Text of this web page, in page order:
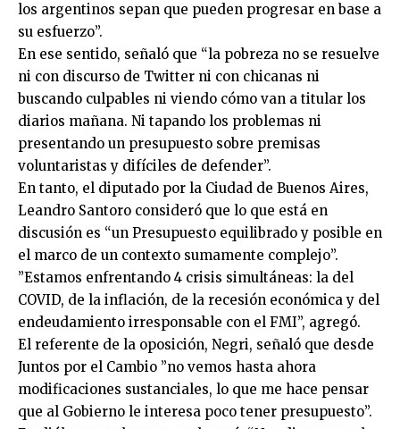
los argentinos sepan que pueden progresar en base a
su esfuerzo”.
En ese sentido, señaló que “la pobreza no se resuelve
ni con discurso de Twitter ni con chicanas ni
buscando culpables ni viendo cómo van a titular los
diarios mañana. Ni tapando los problemas ni
presentando un presupuesto sobre premisas
voluntaristas y difíciles de defender”.
En tanto, el diputado por la Ciudad de Buenos Aires,
Leandro Santoro consideró que lo que está en
discusión es “un Presupuesto equilibrado y posible en
el marco de un contexto sumamente complejo”.
”Estamos enfrentando 4 crisis simultáneas: la del
COVID, de la inflación, de la recesión económica y del
endeudamiento irresponsable con el FMI”, agregó.
El referente de la oposición, Negri, señaló que desde
Juntos por el Cambio ”no vemos hasta ahora
modificaciones sustanciales, lo que me hace pensar
que al Gobierno le interesa poco tener presupuesto”.